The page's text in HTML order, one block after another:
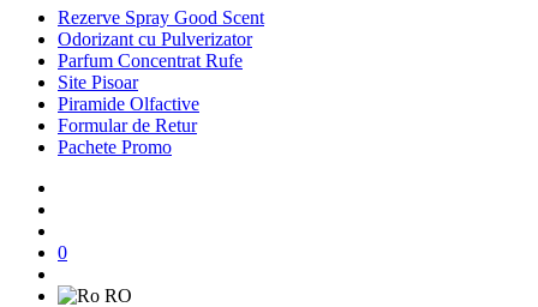
Rezerve Spray Good Scent
Odorizant cu Pulverizator
Parfum Concentrat Rufe
Site Pisoar
Piramide Olfactive
Formular de Retur
Pachete Promo
0
RO